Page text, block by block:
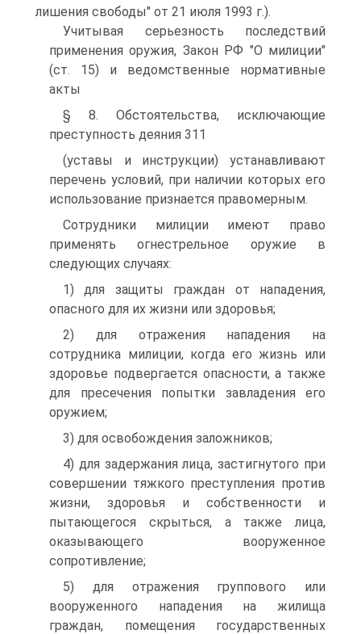
лишения свободы" от 21 июля 1993 г.).
Учитывая серьезность последствий
применения оружия, Закон РФ "О милиции"
(ст. 15) и ведомственные нормативные
акты
§ 8. Обстоятельства, исключающие
преступность деяния 311
(уставы и инструкции) устанавливают
перечень условий, при наличии которых его
использование признается правомерным.
Сотрудники милиции имеют право
применять огнестрельное оружие в
следующих случаях:
1) для защиты граждан от нападения,
опасного для их жизни или здоровья;
2) для отражения нападения на
сотрудника милиции, когда его жизнь или
здоровье подвергается опасности, а также
для пресечения попытки завладения его
оружием;
3) для освобождения заложников;
4) для задержания лица, застигнутого при
совершении тяжкого преступления против
жизни, здоровья и собственности и
пытающегося скрыться, а также лица,
оказывающего вооруженное
сопротивление;
5) для отражения группового или
вооруженного нападения на жилища
граждан, помещения государственных